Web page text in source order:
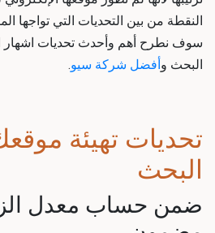
النقطة من بين التحديات التي تواجها
سوف نطرح أهم وأحدث تحديات اشهار
البحث وأفضل شركة سيو.
تحديات تهيئة
البحث
ضمن حساب معدل